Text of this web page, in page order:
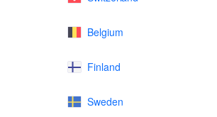
Belgium
Finland
Sweden